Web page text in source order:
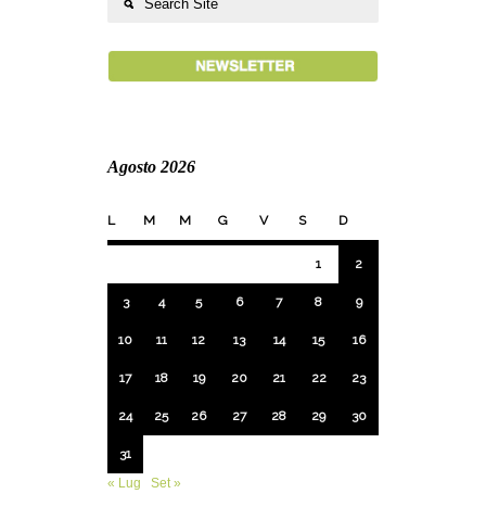
Agosto 2026
L M M G V S D
1 2
3 4 5 6 7 8 9
10 11 12 13 14 15 16
17 18 19 20 21 22 23
24 25 26 27 28 29 30
31
« Lug
Set »